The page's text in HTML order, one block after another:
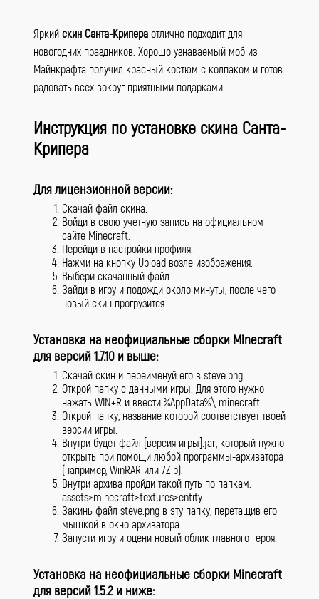
Яркий скин Санта-Крипера отлично подходит для
новогодних праздников. Хорошо узнаваемый моб из
Майнкрафта получил красный костюм с колпаком и готов
радовать всех вокруг приятными подарками.
Инструкция по установке скина Санта-
Крипера
Для лицензионной версии:
Скачай файл скина.
Войди в свою учетную запись на официальном
сайте Minecraft.
Перейди в настройки профиля.
Нажми на кнопку Upload возле изображения.
Выбери скачанный файл.
Зайди в игру и подожди около минуты, после чего
новый скин прогрузится
Установка на неофициальные сборки Minecraft
для версий 1.7.10 и выше:
Скачай скин и переименуй его в steve.png.
Открой папку с данными игры. Для этого нужно
нажать WIN+R и ввести %AppData%\.minecraft.
Открой папку, название которой соответствует твоей
версии игры.
Внутри будет файл [версия игры].jar, который нужно
открыть при помощи любой программы-архиватора
(например, WinRAR или 7Zip).
Внутри архива пройди такой путь по папкам:
assets>minecraft>textures>entity.
Закинь файл steve.png в эту папку, перетащив его
мышкой в окно архиватора.
Запусти игру и оцени новый облик главного героя.
Установка на неофициальные сборки Minecraft
для версий 1.5.2 и ниже: